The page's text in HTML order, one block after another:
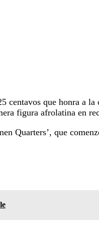
que honra a la
figura afrolatina en
Quarters’, que